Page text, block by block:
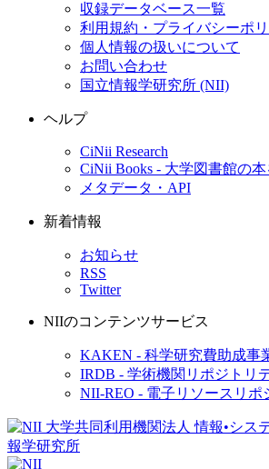
収録データベース一覧
利用規約・プライバシーポ
個人情報の扱いについて
お問い合わせ
国立情報学研究所 (NII)
ヘルプ
CiNii Research
CiNii Books - 大学図書館の
メタデータ・API
新着情報
お知らせ
RSS
Twitter
NIIのコンテンツサービス
KAKEN - 科学研究費助成事
IRDB - 学術機関リポジトリ
NII-REO - 電子リソースリポ